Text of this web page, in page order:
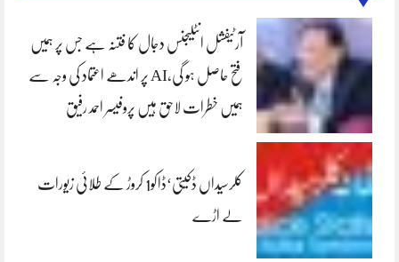
آرٹیفشل انٹلیجنس دجال کا فتنہ ہے جس پر ہمیں
فتح حاصل ہو گی،AI پر اندھے اعتماد کی وجہ سے
ہمیں خطرات لاحق ہیں پروفیسر احمد رفیق
کلرسیداں ڈکیتی‘ڈاکو1 کروڑ کے طلائی زیورات
لے اڑے